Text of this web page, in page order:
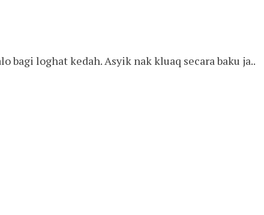
bagi loghat kedah. Asyik nak kluaq secara baku ja..